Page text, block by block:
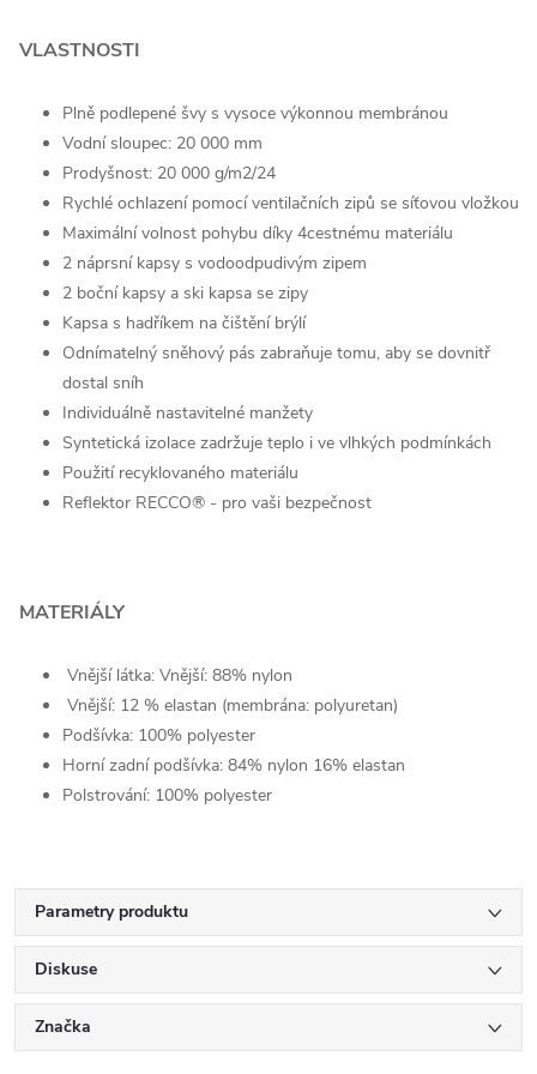
VLASTNOSTI
Plně podlepené švy s vysoce výkonnou membránou
Vodní sloupec: 20 000 mm
Prodyšnost: 20 000 g/m2/24
Rychlé ochlazení pomocí ventilačních zipů se síťovou vložkou
Maximální volnost pohybu díky 4cestnému materiálu
2 náprsní kapsy s vodoodpudivým zipem
2 boční kapsy a ski kapsa se zipy
Kapsa s hadříkem na čištění brýlí
Odnímatelný sněhový pás zabraňuje tomu, aby se dovnitř
dostal sníh
Individuálně nastavitelné manžety
Syntetická izolace zadržuje teplo i ve vlhkých podmínkách
Použití recyklovaného materiálu
Reflektor RECCO® - pro vaši bezpečnost
MATERIÁLY
Vnější látka: Vnější: 88% nylon
Vnější: 12 % elastan (membrána: polyuretan)
Podšívka: 100% polyester
Horní zadní podšívka: 84% nylon 16% elastan
Polstrování: 100% polyester
Parametry produktu
Diskuse
Značka